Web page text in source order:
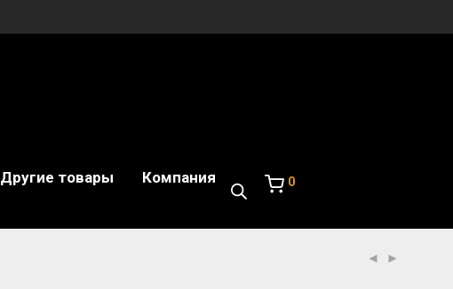
Другие товары Компания 0